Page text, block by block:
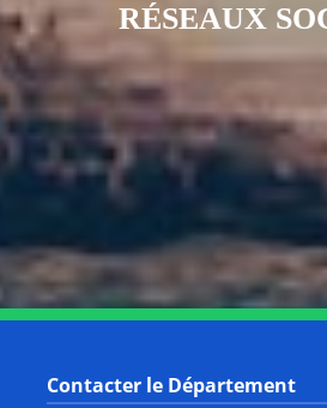
RÉSEAUX
Notre page Instagram
Notre pageNotre
Notre
Contacter le Département